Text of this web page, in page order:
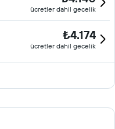
ücretler dahil gecelik
₺4.174
ücretler dahil gecelik